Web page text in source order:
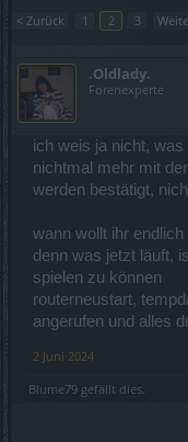
< Zurück 1 2 3
.Oldlady.
Forenexperte
ich weis ja nicht,
nichtmal mehr mit
werden bestätigt,
wann wollt ihr
denn was jetzt läuft,
spielen zu können
routerneustart,
angerufen und alles
2 Juni 2024
Blume79 gefällt dies.